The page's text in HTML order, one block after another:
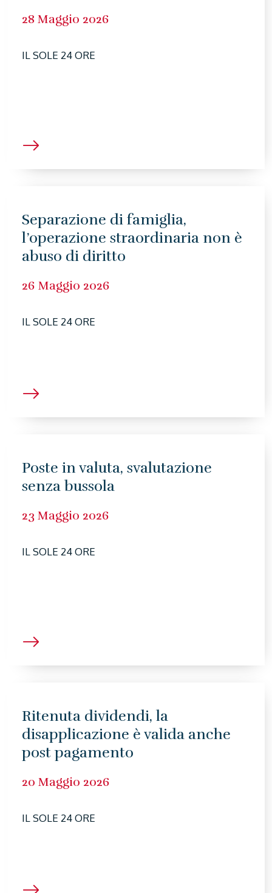
28 Maggio 2026
IL SOLE 24 ORE
Separazione di famiglia,
l’operazione straordinaria non è
abuso di diritto
26 Maggio 2026
IL SOLE 24 ORE
Poste in valuta, svalutazione
senza bussola
23 Maggio 2026
IL SOLE 24 ORE
Ritenuta dividendi, la
disapplicazione è valida anche
post pagamento
20 Maggio 2026
IL SOLE 24 ORE